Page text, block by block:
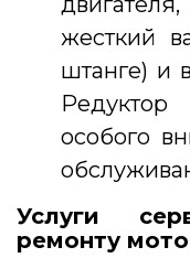
жесткий
штанге) и
особого
Услуги
ремонту